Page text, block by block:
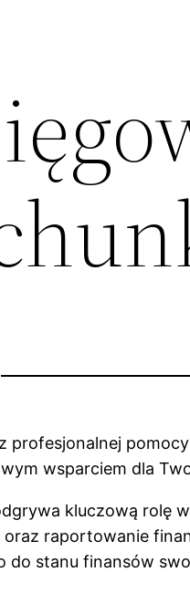
profesjonalnej
wsparciem dla
kluczową rolę
raportowanie
do stanu finansów